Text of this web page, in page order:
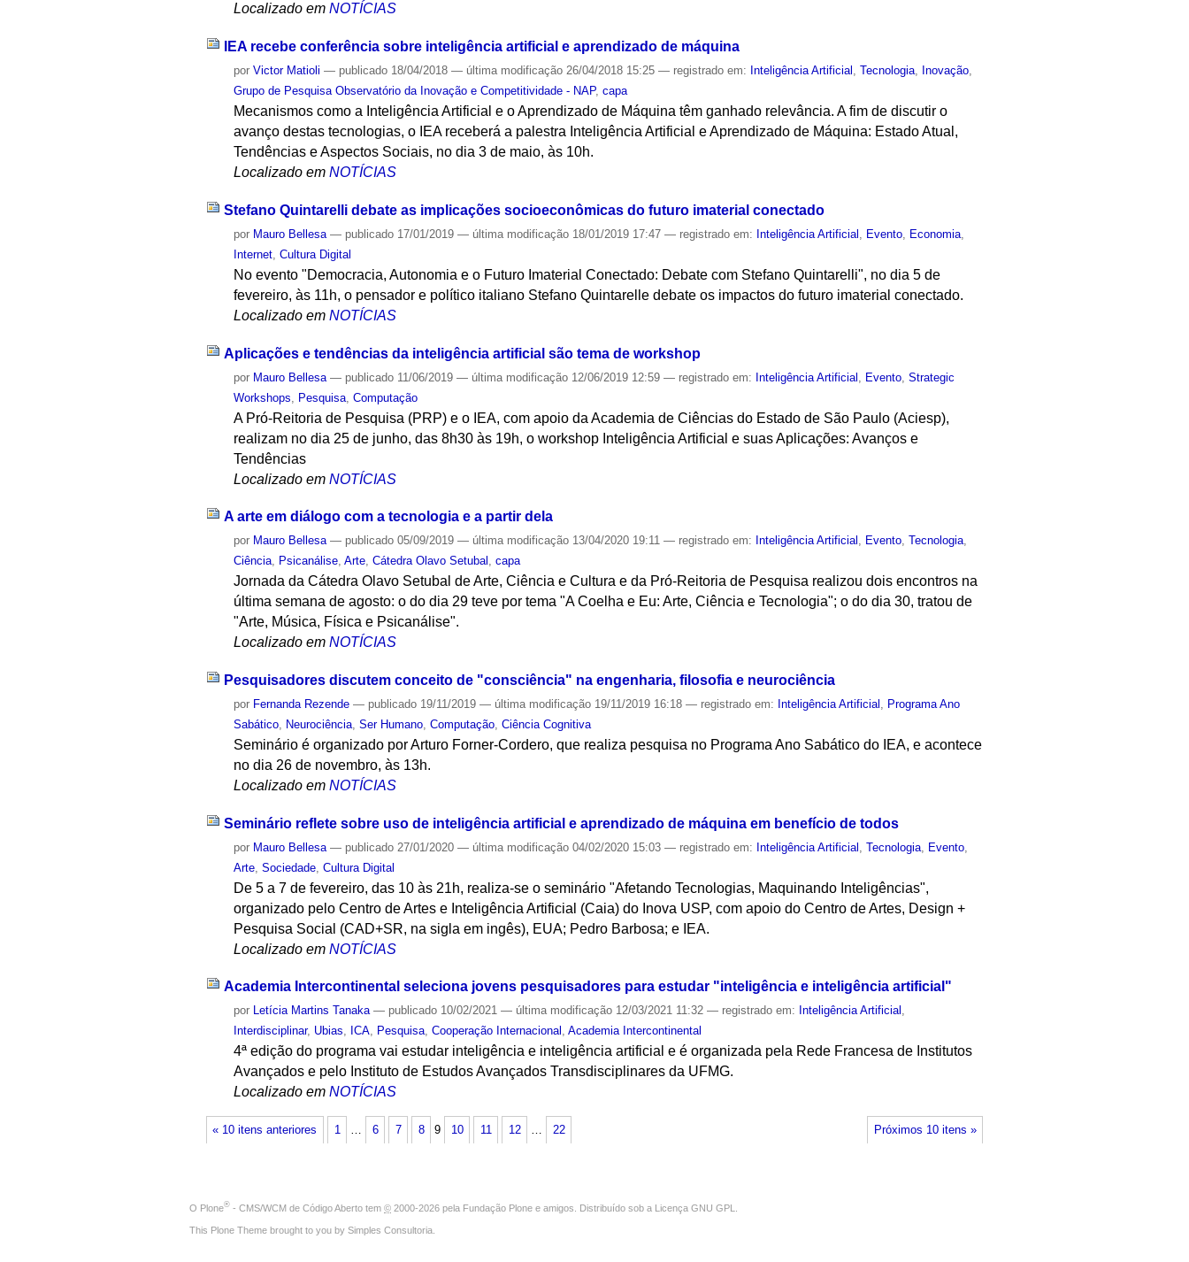
Localizado em NOTÍCIAS
IEA recebe conferência sobre inteligência artificial e aprendizado de máquina
porVictor Matioli — publicado 18/04/2018— última modificação 26/04/2018 15:25— registrado em: Inteligência Artificial ,Tecnologia, Inovação,
Grupo de Pesquisa Observatório da Inovação e Competitividade - NAP,capa
Mecanismos como a Inteligência Artificial e o Aprendizado de Máquina têm ganhado relevância. A fim de discutir o
avanço destas tecnologias, o IEA receberá a palestra Inteligência Artificial e Aprendizado de Máquina: Estado Atual,
Tendências e Aspectos Sociais, no dia 3 de maio, às 10h.
Localizado em NOTÍCIAS
Stefano Quintarelli debate as implicações socioeconômicas do futuro imaterial conectado
por Mauro Bellesa — publicado 17/01/2019— última modificação 18/01/2019 17:47— registrado em: Inteligência Artificial Evento Economia
Internet ,Cultura Digital
No evento "Democracia, Autonomia e o Futuro Imaterial Conectado: Debate com Stefano Quintarelli", no dia 5 de
fevereiro, às 11h, o pensador e político italiano Stefano Quintarelle debate os impactos do futuro imaterial conectado.
Localizado em NOTÍCIAS
Aplicações e tendências da inteligência artificial são tema de workshop
por Mauro Bellesa — publicado 11/06/2019— última modificação 12/06/2019 12:59— registrado em: Inteligência Artificial Evento ,Strategic
Workshops
Pesquisa ,Computação
A Pró-Reitoria de Pesquisa (PRP) e o IEA, com apoio da Academia de Ciências do Estado de São Paulo (Aciesp),
realizam no dia 25 de junho, das 8h30 às 19h, o workshop Inteligência Artificial e suas Aplicações: Avanços e
Tendências
Localizado em NOTÍCIAS
A arte em diálogo com a tecnologia e a partir dela
por Mauro Bellesa — publicado 05/09/2019— última modificação 13/04/2020 19:11— registrado em: Inteligência Artificial , Evento,Tecnologia,
Ciência, Psicanálise,Arte,Cátedra Olavo Setubal ,capa
Jornada da Cátedra Olavo Setubal de Arte, Ciência e Cultura e da Pró-Reitoria de Pesquisa realizou dois encontros na
última semana de agosto: o do dia 29 teve por tema "A Coelha e Eu: Arte, Ciência e Tecnologia"; o do dia 30, tratou de
"Arte, Música, Física e Psicanálise".
Localizado em NOTÍCIAS
Pesquisadores discutem conceito de "consciência" na engenharia, filosofia e neurociência
por Fernanda Rezende — publicado 19/11/2019— última modificação 19/11/2019 16:18— registrado em: Inteligência Artificial
Programa Ano
Sabático
Neurociência ,Ser Humano ,Computação ,Ciência Cognitiva
Seminário é organizado por Arturo Forner-Cordero, que realiza pesquisa no Programa Ano Sabático do IEA, e acontece
no dia 26 de novembro, às 13h.
Localizado em NOTÍCIAS
Seminário reflete sobre uso de inteligência artificial e aprendizado de máquina em benefício de todos
por Mauro Bellesa — publicado 27/01/2020— última modificação 04/02/2020 15:03— registrado em: Inteligência Artificial ,Tecnologia Evento
Arte ,Sociedade ,Cultura Digital
De 5 a 7 de fevereiro, das 10 às 21h, realiza-se o seminário "Afetando Tecnologias, Maquinando Inteligências",
organizado pelo Centro de Artes e Inteligência Artificial (Caia) do Inova USP, com apoio do Centro de Artes, Design +
Pesquisa Social (CAD+SR, na sigla em ingês), EUA; Pedro Barbosa; e IEA.
Localizado em NOTÍCIAS
Academia Intercontinental seleciona jovens pesquisadores para estudar "inteligência e inteligência artificial"
por Letícia Martins Tanaka — publicado 10/02/2021— última modificação 12/03/2021 11:32— registrado em: Inteligência Artificial ,
Interdisciplinar, Ubias, ICA, Pesquisa,Cooperação Internacional ,Academia Intercontinental
4ª edição do programa vai estudar inteligência e inteligência artificial e é organizada pela Rede Francesa de Institutos
Avançados e pelo Instituto de Estudos Avançados Transdisciplinares da UFMG.
Localizado em NOTÍCIAS
« 10 itens anteriores Próximos 10 itens »
1 6 7 8 9 10 11 12 22
O Plone® - CMS/WCM de Código Aberto tem © 2000-2026 pela Fundação Plone e amigos. Distribuído sob a Licença GNU GPL
This Plone Theme brought to you by Simples Consultoria